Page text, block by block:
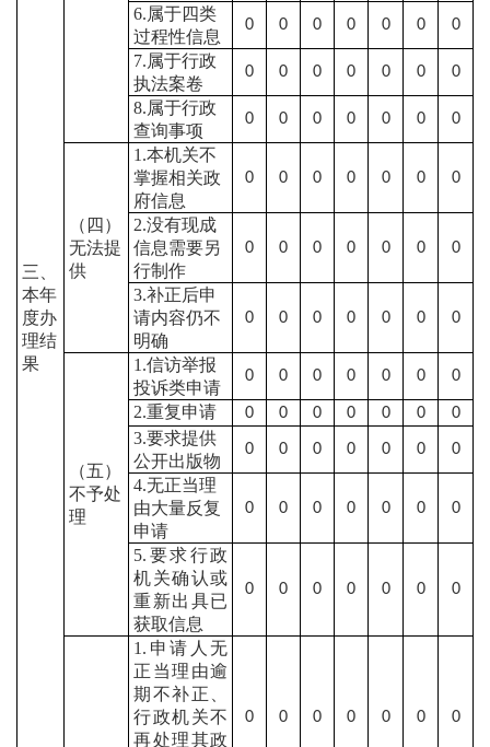
三、
本年
度办
理结
果
6.属于四类
过程性信息
0 0 0 0 0 0 0
7.属于行政
执法案卷
0 0 0 0 0 0 0
8.属于行政
查询事项
0 0 0 0 0 0 0
（四）
无法提
供
1.本机关不
掌握相关政
府信息
0 0 0 0 0 0 0
2.没有现成
信息需要另
行制作
0 0 0 0 0 0 0
3.补正后申
请内容仍不
明确
0 0 0 0 0 0 0
（五）
不予处
理
1.信访举报
投诉类申请
0 0 0 0 0 0 0
2.重复申请 0 0 0 0 0 0 0
3.要求提供
公开出版物
0 0 0 0 0 0 0
4.无正当理
由大量反复
申请
0 0 0 0 0 0 0
5.要求行政
机关确认或
重新出具已
获取信息
0 0 0 0 0 0 0
1.申请人无
正当理由逾
期不补正、
行政机关不
再处理其政
0 0 0 0 0 0 0